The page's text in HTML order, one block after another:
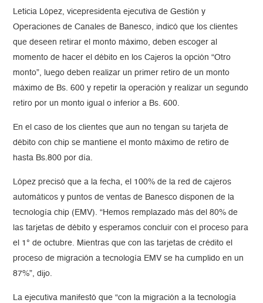
Leticia López, vicepresidenta ejecutiva de Gestión y
Operaciones de Canales de Banesco, indicó que los clientes
que deseen retirar el monto máximo, deben escoger al
momento de hacer el débito en los Cajeros la opción “Otro
monto”, luego deben realizar un primer retiro de un monto
máximo de Bs. 600 y repetir la operación y realizar un segundo
retiro por un monto igual o inferior a Bs. 600.
En el caso de los clientes que aun no tengan su tarjeta de
débito con chip se mantiene el monto máximo de retiro de
hasta Bs.800 por día.
López precisó que a la fecha, el 100% de la red de cajeros
automáticos y puntos de ventas de Banesco disponen de la
tecnología chip (EMV). “Hemos remplazado más del 80% de
las tarjetas de débito y esperamos concluir con el proceso para
el 1° de octubre. Mientras que con las tarjetas de crédito el
proceso de migración a tecnología EMV se ha cumplido en un
87%”, dijo.
La ejecutiva manifestó que “con la migración a la tecnología